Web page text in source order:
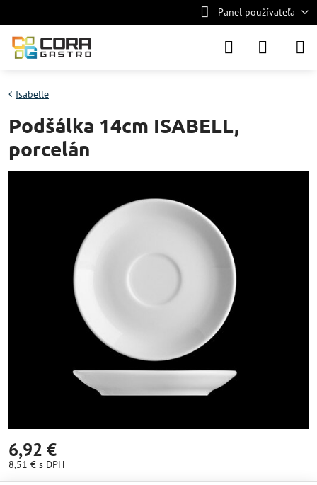
Panel používateľa
Isabelle
Podšálka 14cm ISABELL,
porcelán
6,92 €
8,51 € s DPH